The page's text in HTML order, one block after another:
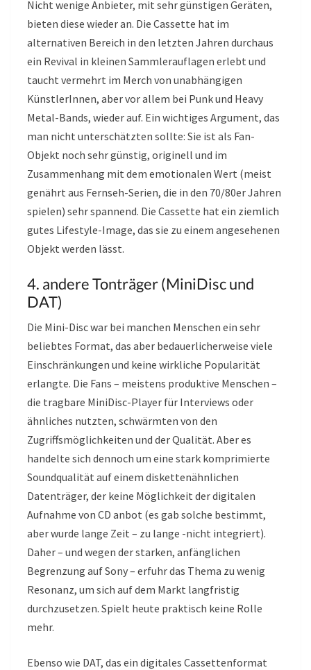
Nicht wenige Anbieter, mit sehr günstigen Geräten,
bieten diese wieder an. Die Cassette hat im
alternativen Bereich in den letzten Jahren durchaus
ein Revival in kleinen Sammlerauflagen erlebt und
taucht vermehrt im Merch von unabhängigen
KünstlerInnen, aber vor allem bei Punk und Heavy
Metal-Bands, wieder auf. Ein wichtiges Argument, das
man nicht unterschätzten sollte: Sie ist als Fan-
Objekt noch sehr günstig, originell und im
Zusammenhang mit dem emotionalen Wert (meist
genährt aus Fernseh-Serien, die in den 70/80er Jahren
spielen) sehr spannend. Die Cassette hat ein ziemlich
gutes Lifestyle-Image, das sie zu einem angesehenen
Objekt werden lässt.
4. andere Tonträger (MiniDisc und
DAT)
Die Mini-Disc war bei manchen Menschen ein sehr
beliebtes Format, das aber bedauerlicherweise viele
Einschränkungen und keine wirkliche Popularität
erlangte. Die Fans – meistens produktive Menschen –
die tragbare MiniDisc-Player für Interviews oder
ähnliches nutzten, schwärmten von den
Zugriffsmöglichkeiten und der Qualität. Aber es
handelte sich dennoch um eine stark komprimierte
Soundqualität auf einem diskettenähnlichen
Datenträger, der keine Möglichkeit der digitalen
Aufnahme von CD anbot (es gab solche bestimmt,
aber wurde lange Zeit – zu lange -nicht integriert).
Daher – und wegen der starken, anfänglichen
Begrenzung auf Sony – erfuhr das Thema zu wenig
Resonanz, um sich auf dem Markt langfristig
durchzusetzen. Spielt heute praktisch keine Rolle
mehr.
Ebenso wie DAT, das ein digitales Cassettenformat